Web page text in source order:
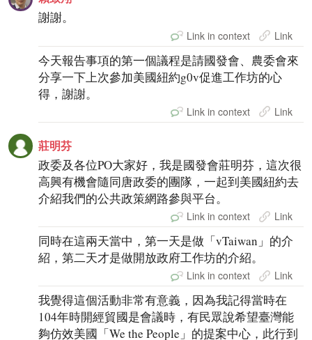
謝謝。
Link in context Link
今天報告事項的第一個議程是請國發會、農委會來
分享一下上次參加美國紐約g0v促進工作坊的心
得，謝謝。
Link in context Link
莊明芬
政委及各位PO大家好，我是國發會莊明芬，這次很
高興有機會隨同唐政委的團隊，一起到美國紐約去
介紹我們的公共政策網路參與平台。
Link in context Link
同時在這兩天當中，第一天是做「vTaiwan」的介
紹，第二天才是做開放政府工作坊的介紹。
Link in context Link
我覺得這個活動非常有意義，因為我記得當時在
104年時開經貿國是會議時，有民眾說希望臺灣能
夠仿效美國「We the People」的提案中心，此行到